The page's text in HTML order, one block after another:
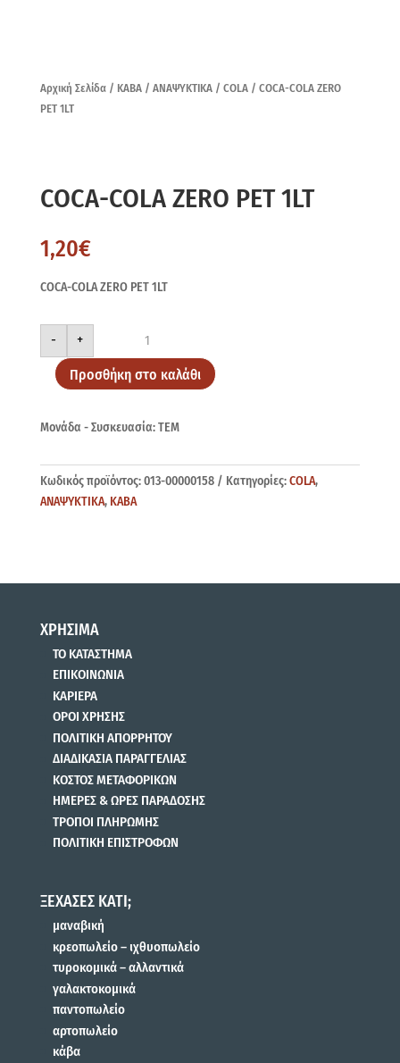
Αρχική Σελίδα/ ΚΑΒΑ/ ΑΝΑΨΥΚΤΙΚΑ/ COLA/ COCA-COLA ZERO
PET 1LT
COCA-COLA ZERO PET 1LT
1,20€
COCA-COLA ZERO PET 1LT
-
COCA-
ZERO
PET
1LT
ποσότητα
+
Προσθήκη στο καλάθι
Μονάδα - Συσκευασία: ΤΕΜ
Κωδικός προϊόντος:013-00000158 Κατηγορίες:COLA,
ΑΝΑΨΥΚΤΙΚΑ, ΚΑΒΑ
ΧΡΗΣΙΜΑ
ΤΟ ΚΑΤΑΣΤΗΜΑ
ΕΠΙΚΟΙΝΩΝΙΑ
ΚΑΡΙΕΡΑ
ΟΡΟΙ ΧΡΗΣΗΣ
ΠΟΛΙΤΙΚΗ ΑΠΟΡΡΗΤΟΥ
ΔΙΑΔΙΚΑΣΙΑ ΠΑΡΑΓΓΕΛΙΑΣ
ΚΟΣΤΟΣ ΜΕΤΑΦΟΡΙΚΩΝ
ΗΜΕΡΕΣ & ΩΡΕΣ ΠΑΡΑΔΟΣΗΣ
ΤΡΟΠΟΙ ΠΛΗΡΩΜΗΣ
ΠΟΛΙΤΙΚΗ ΕΠΙΣΤΡΟΦΩΝ
ΞΕΧΑΣΕΣ ΚΑΤΙ;
μαναβική
κρεοπωλείο – ιχθυοπωλείο
τυροκομικά – αλλαντικά
γαλακτοκομικά
παντοπωλείο
αρτοπωλείο
κάβα